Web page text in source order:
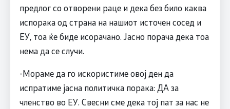
предлог со отворени раце и дека без било каква
испорака од страна на нашиот источен сосед и
ЕУ, тоа ќе биде исорачано. Јасно порача дека тоа
нема да се случи.
-Мораме да го искористиме овој ден да
испратиме јасна политичка порака: ДА за
членство во ЕУ. Свесни сме дека тој пат за нас не